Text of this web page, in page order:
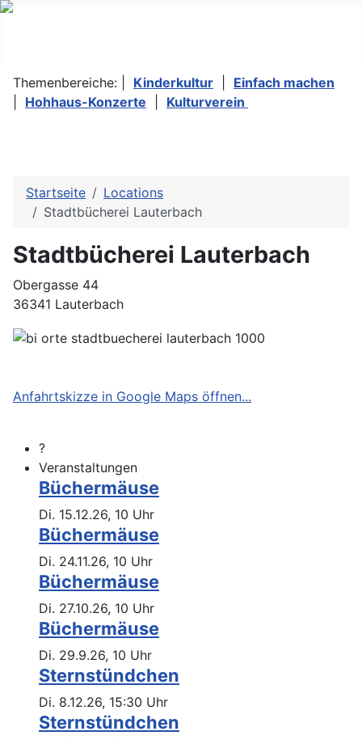
Themenbereiche: | Kinderkultur
Einfach machen
Hohhaus-Konzerte Kulturverein
Startseite
Locations
Stadtbücherei Lauterbach
Stadtbücherei Lauterbach
Obergasse 44
36341 Lauterbach
Anfahrtskizze in Google Maps öffnen...
?
Veranstaltungen
Büchermäuse
Di. 15.12.26, 10 Uhr
Büchermäuse
Di. 24.11.26, 10 Uhr
Büchermäuse
Di. 27.10.26, 10 Uhr
Büchermäuse
Di. 29.9.26, 10 Uhr
Sternstündchen
Di. 8.12.26, 15:30 Uhr
Sternstündchen